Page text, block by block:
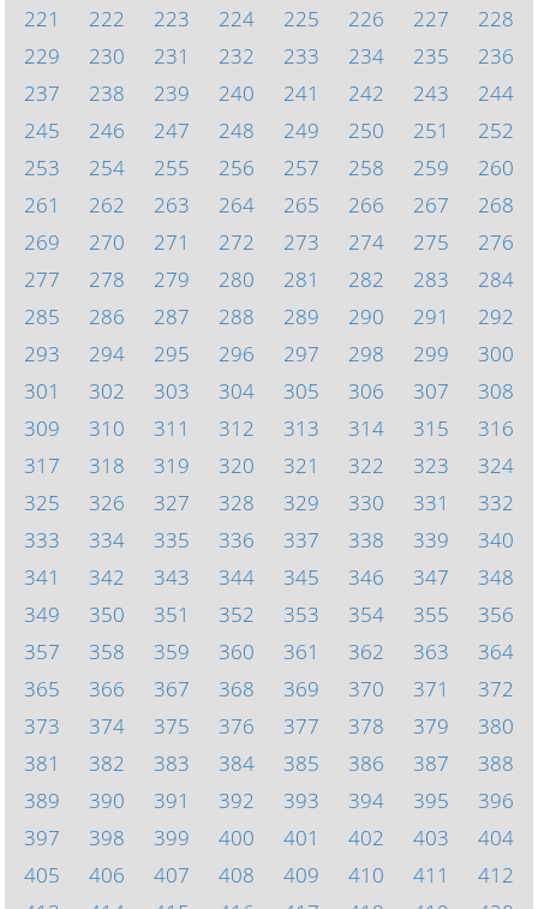
221
222 223 224 225 226 227
228
229
230 231 232 233 234 235
236
237
238 239 240 241 242 243
244
245
246 247 248 249 250 251
252
253
254 255 256 257 258 259
260
261
262 263 264 265 266 267
268
269
270 271 272 273 274 275
276
277
278 279 280 281 282 283
284
285
286 287 288 289 290 291
292
293
294 295 296 297 298 299
300
301
302 303 304 305 306 307
308
309
310 311 312 313 314 315
316
317
318 319 320 321 322 323
324
325
326 327 328 329 330 331
332
333
334 335 336 337 338 339
340
341
342 343 344 345 346 347
348
349
350 351 352 353 354 355
356
357
358 359 360 361 362 363
364
365
366 367 368 369 370 371
372
373
374 375 376 377 378 379
380
381
382 383 384 385 386 387
388
389
390 391 392 393 394 395
396
397
398 399 400 401 402 403
404
405
406 407 408 409 410 411
412